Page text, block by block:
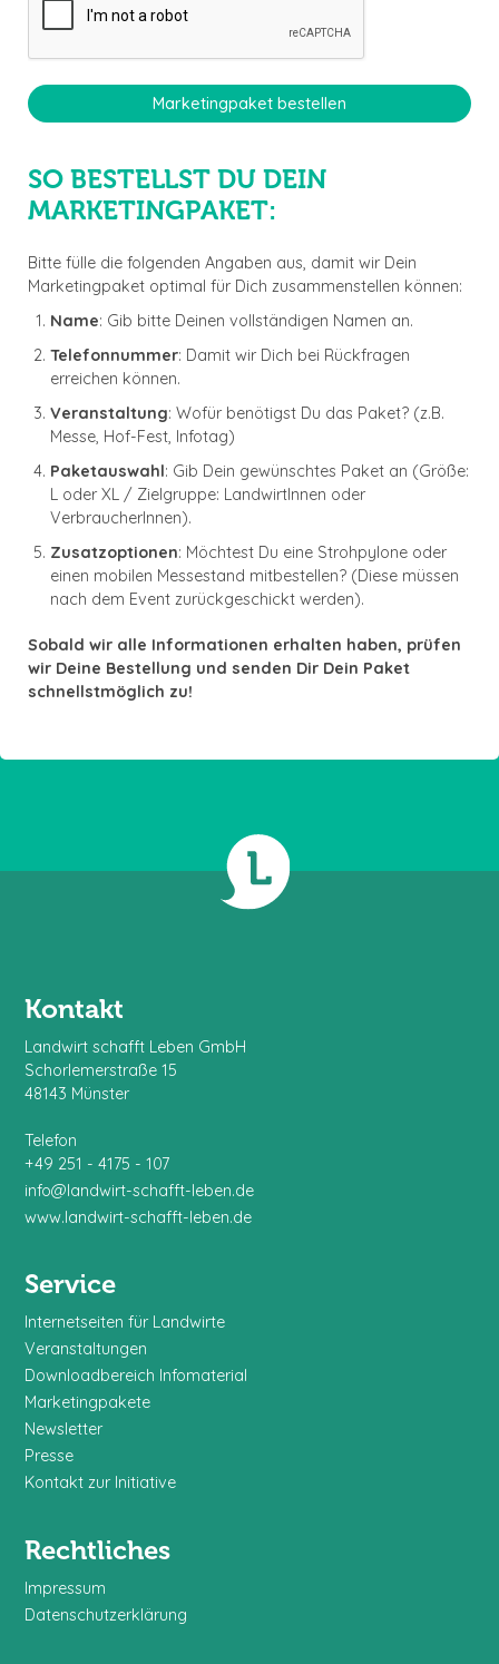
SO BESTELLST DU DEIN
MARKETINGPAKET:
Bitte fülle die folgenden Angaben aus, damit wir Dein
Marketingpaket optimal für Dich zusammenstellen können:
Name: Gib bitte Deinen vollständigen Namen an.
Telefonnummer: Damit wir Dich bei Rückfragen
erreichen können.
Veranstaltung: Wofür benötigst Du das Paket? (z.B.
Messe, Hof-Fest, Infotag)
Paketauswahl: Gib Dein gewünschtes Paket an (Größe:
L oder XL / Zielgruppe: LandwirtInnen oder
VerbraucherInnen).
Zusatzoptionen: Möchtest Du eine Strohpylone oder
einen mobilen Messestand mitbestellen? (Diese müssen
nach dem Event zurückgeschickt werden).
Sobald wir alle Informationen erhalten haben, prüfen
wir Deine Bestellung und senden Dir Dein Paket
schnellstmöglich zu!
Kontakt
Landwirt schafft Leben GmbH
Schorlemerstraße 15
48143 Münster
Telefon
+49 251 - 4175 - 107
info@landwirt-schafft-leben.de
www.landwirt-schafft-leben.de
Service
Internetseiten für Landwirte
Veranstaltungen
Downloadbereich Infomaterial
Marketingpakete
Newsletter
Presse
Kontakt zur Initiative
Rechtliches
Impressum
Datenschutzerklärung